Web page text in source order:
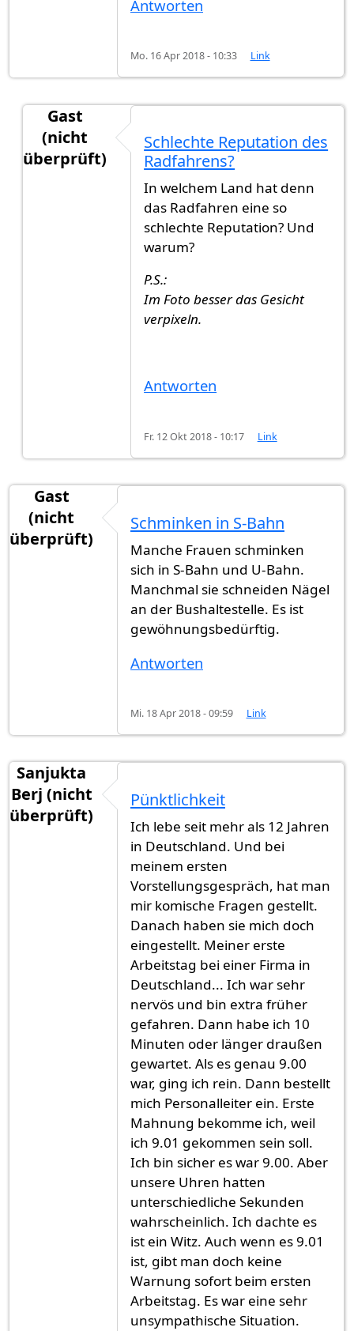
Antworten
Mo. 16 Apr 2018 - 10:33 Link
Gast
(nicht
überprüft)
RadfahrerInnen, die ordentlich
Schlechte Reputation des
Radfahrens?
In welchem Land hat denn
das Radfahren eine so
schlechte Reputation? Und
warum?
P.S.:
Im Foto besser das Gesicht
verpixeln.
Antworten
Fr. 12 Okt 2018 - 10:17 Link
Gast
(nicht
überprüft)
Schminken in S-Bahn
Manche Frauen schminken
sich in S-Bahn und U-Bahn.
Manchmal sie schneiden Nägel
an der Bushaltestelle. Es ist
gewöhnungsbedürftig.
Antworten
Mi. 18 Apr 2018 - 09:59 Link
Sanjukta
Berj (nicht
überprüft)
Pünktlichkeit
Ich lebe seit mehr als 12 Jahren
in Deutschland. Und bei
meinem ersten
Vorstellungsgespräch, hat man
mir komische Fragen gestellt.
Danach haben sie mich doch
eingestellt. Meiner erste
Arbeitstag bei einer Firma in
Deutschland... Ich war sehr
nervös und bin extra früher
gefahren. Dann habe ich 10
Minuten oder länger draußen
gewartet. Als es genau 9.00
war, ging ich rein. Dann bestellt
mich Personalleiter ein. Erste
Mahnung bekomme ich, weil
ich 9.01 gekommen sein soll.
Ich bin sicher es war 9.00. Aber
unsere Uhren hatten
unterschiedliche Sekunden
wahrscheinlich. Ich dachte es
ist ein Witz. Auch wenn es 9.01
ist, gibt man doch keine
Warnung sofort beim ersten
Arbeitstag. Es war eine sehr
unsympathische Situation.